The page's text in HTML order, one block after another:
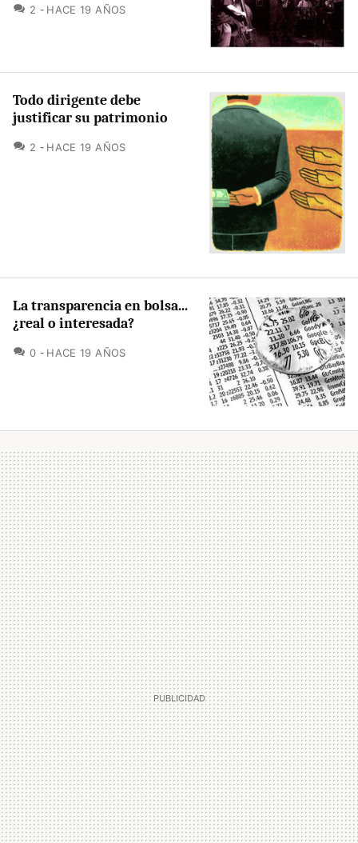
2 COMENTARIOS
HACE 19 AÑOS
Todo dirigente debe
justificar su patrimonio
2 COMENTARIOS
HACE 19 AÑOS
La transparencia en bolsa...
¿real o interesada?
0 COMENTARIOS
HACE 19 AÑOS